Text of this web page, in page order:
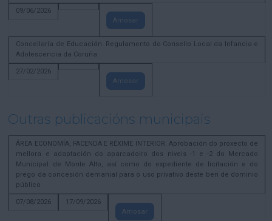
09/06/2026
Amosar
Concellaría de Educación. Regulamento do Consello Local da Infancia e
Adolescencia da Coruña
27/02/2026
Amosar
Outras publicacións municipais
ÁREA ECONOMÍA, FACENDA E RÉXIME INTERIOR. Aprobación do proxecto de
mellora e adaptación do aparcadoiro dos niveis -1 e -2 do Mercado
Municipal de Monte Alto, así como do expediente de licitación e do
prego da concesión demanial para o uso privativo deste ben de dominio
público
07/08/2026
17/09/2026
Amosar